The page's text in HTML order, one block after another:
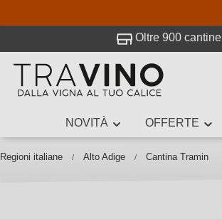
Oltre 900 cantine
NOVITÀ OFFERTE
Regioni italiane Alto Adige Cantina Tramin
Travino.